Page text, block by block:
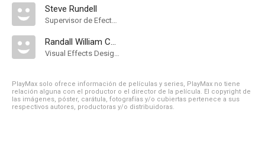
Steve Rundell
Supervisor de Efectos Visuales
Randall William Cook
Visual Effects Designer
PlayMax solo ofrece información de películas y series, PlayMax no tiene
relación alguna con el productor o el director de la película. El copyright de
las imágenes, póster, carátula, fotografías y/o cubiertas pertenece a sus
respectivos autores, productoras y/o distribuidoras.